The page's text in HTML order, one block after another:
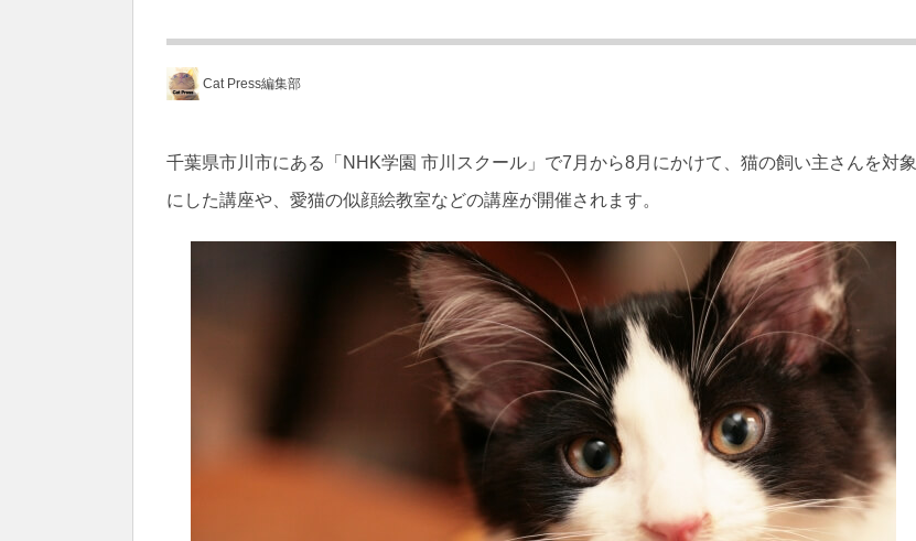
Cat Press編集部
千葉県市川市にある「NHK学園 市川スクール」で7月から8月にかけて、猫の飼い主さんを対象
にした講座や、愛猫の似顔絵教室などの講座が開催されます。